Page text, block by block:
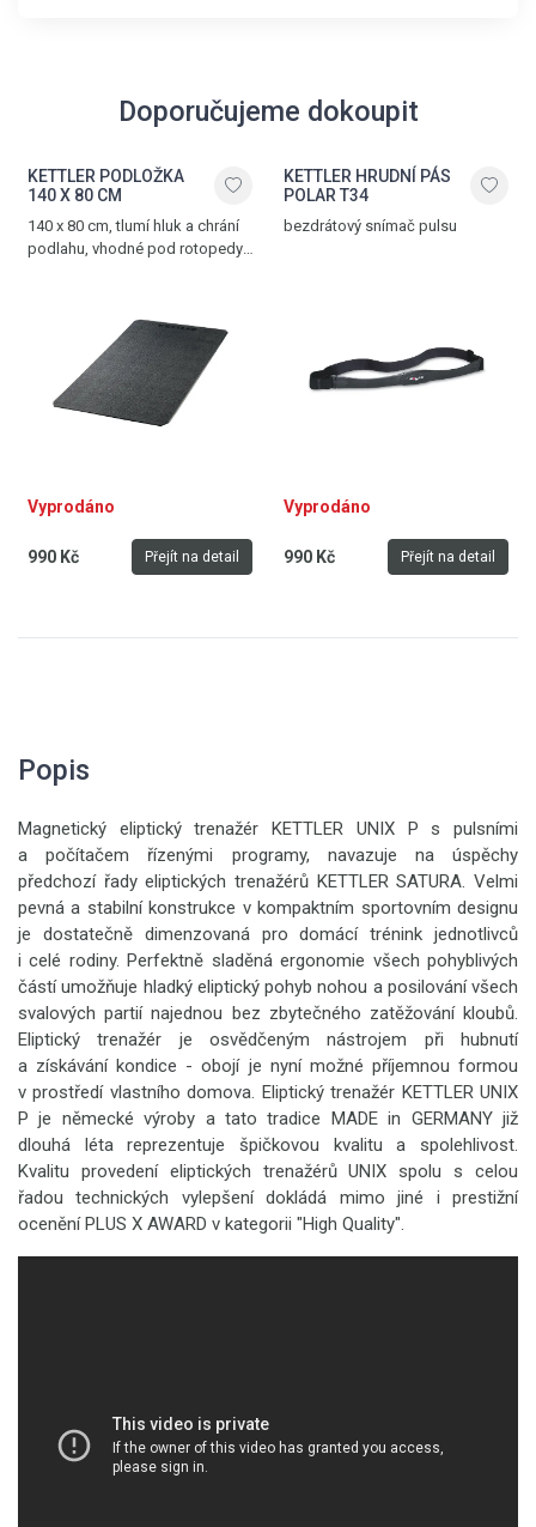
Doporučujeme dokoupit
KETTLER PODLOŽKA
140 X 80 CM
140 x 80 cm, tlumí hluk a chrání
podlahu, vhodné pod rotopedy,
Vyprodáno
990 Kč Přejít na detail
KETTLER HRUDNÍ PÁS
POLAR T34
bezdrátový snímač pulsu
Vyprodáno
990 Kč Přejít na detail
Popis
Magnetický eliptický trenažér KETTLER UNIX P s pulsními
a počítačem řízenými programy, navazuje na úspěchy
předchozí řady eliptických trenažérů KETTLER SATURA. Velmi
pevná a stabilní konstrukce v kompaktním sportovním designu
je dostatečně dimenzovaná pro domácí trénink jednotlivců
i celé rodiny. Perfektně sladěná ergonomie všech pohyblivých
částí umožňuje hladký eliptický pohyb nohou a posilování všech
svalových partií najednou bez zbytečného zatěžování kloubů.
Eliptický trenažér je osvědčeným nástrojem při hubnutí
a získávání kondice - obojí je nyní možné příjemnou formou
v prostředí vlastního domova. Eliptický trenažér KETTLER UNIX
P je německé výroby a tato tradice MADE in GERMANY již
dlouhá léta reprezentuje špičkovou kvalitu a spolehlivost.
Kvalitu provedení eliptických trenažérů UNIX spolu s celou
řadou technických vylepšení dokládá mimo jiné i prestižní
ocenění PLUS X AWARD v kategorii "High Quality".